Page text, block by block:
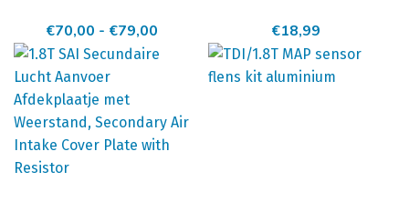
variaties.
Deze
optie
kan
gekozen
worden
op
€70,00 - €79,00Prijsklasse:
€70,00
€18,99